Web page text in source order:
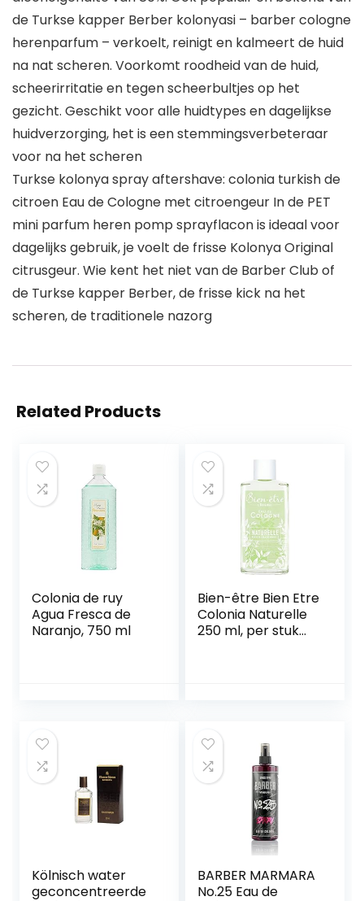
de Turkse kapper Berber kolonyasi – barber cologne
herenparfum – verkoelt, reinigt en kalmeert de huid
na nat scheren. Voorkomt roodheid van de huid,
scheerirritatie en tegen scheerbultjes op het
gezicht. Geschikt voor alle huidtypes en dagelijkse
huidverzorging, het is een stemmingsverbeteraar
voor na het scheren
Turkse kolonya spray aftershave: colonia turkish de
citroen Eau de Cologne met citroengeur In de PET
mini parfum heren pomp sprayflacon is ideaal voor
dagelijks gebruik, je voelt de frisse Kolonya Original
citrusgeur. Wie kent het niet van de Barber Club of
de Turkse kapper Berber, de frisse kick na het
scheren, de traditionele nazorg
Related Products
Colonia de ruy
Agua Fresca de
Naranjo, 750 ml
Bien-être Bien Etre
Colonia Naturelle
250 ml, per stuk
Kölnisch water
geconcentreerde
BARBER MARMARA
No.25 Eau de